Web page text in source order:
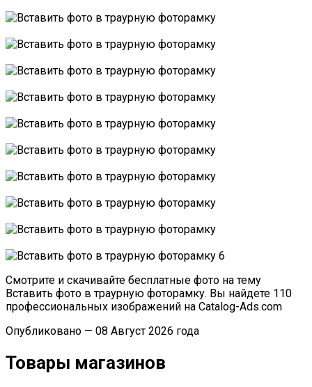
Смотрите и скачивайте бесплатные фото на тему
Вставить фото в траурную фоторамку. Вы найдете 110
профессиональных изображений на Catalog-Ads.com
Опубликовано — 08 Август 2026 года
Товары магазинов